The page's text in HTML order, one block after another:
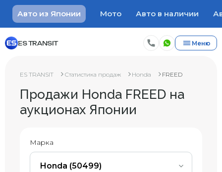
Авто из Японии Мото Авто в наличии
ES TRANSIT Меню
ES TRANSIT Статистика продаж Honda FREED
Продажи Honda FREED на
аукционах Японии
Марка
Honda (50499)